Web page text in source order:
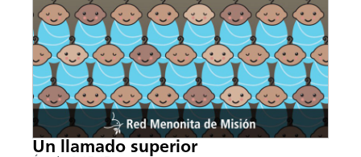
Un llamado superior